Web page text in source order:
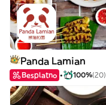
Panda Lamian
Besplatno 100%(20)